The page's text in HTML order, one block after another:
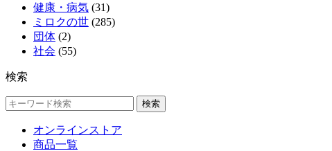
健康・病気 (31)
ミロクの世 (285)
団体 (2)
社会 (55)
検索
検索
オンラインストア
商品一覧